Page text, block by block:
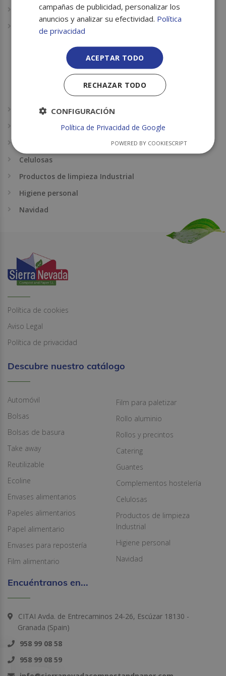
Rollo aluminio
Rollos y precintos
Rollos y precintos p.v.c.
Electronicos
Catering
Celulosas
Productos de limpieza Industrial
Higiene personal
Navidad
Política de cookies
Aviso Legal
Política de privacidad
Descubre nuestro catálogo
Automóvil
Bolsas
Bolsas de basura
Take away
Reutilizable
Ecoline
Envases alimentarios
Papeles alimentarios
Papel alimentario
Envases para repostería
Film alimentario
Film para paletizar
Rollo aluminio
Rollos y precintos
Catering
Guantes
Complementos hostelería
Celulosas
Productos de limpieza
Industrial
Higiene personal
Navidad
Encuéntranos en...
CITAI Avda. de Entrecaminos 24-26, Escúzar 18130 -
Granada (Spain)
958 99 08 58
958 99 08 59
campañas de publicidad, personalizar los
anuncios y analizar su efectividad. Política
de privacidad
ACEPTAR TODO
RECHAZAR TODO
CONFIGURACIÓN
Política de Privacidad de Google
POWERED BY COOKIESCRIPT